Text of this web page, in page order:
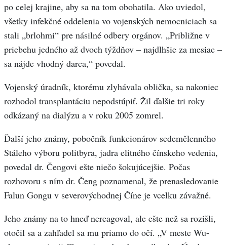
po celej krajine, aby sa na tom obohatila. Ako uviedol,
všetky infekčné oddelenia vo vojenských nemocniciach sa
stali „brlohmi“ pre násilné odbery orgánov. „Približne v
priebehu jedného až dvoch týždňov – najdlhšie za mesiac –
sa nájde vhodný darca,“ povedal.
Vojenský úradník, ktorému zlyhávala oblička, sa nakoniec
rozhodol transplantáciu nepodstúpiť. Žil ďalšie tri roky
odkázaný na dialýzu a v roku 2005 zomrel.
Ďalší jeho známy, pobočník funkcionárov sedemčlenného
Stáleho výboru politbyra, jadra elitného čínskeho vedenia,
povedal dr. Čengovi ešte niečo šokujúcejšie. Počas
rozhovoru s ním dr. Čeng poznamenal, že prenasledovanie
Falun Gongu v severovýchodnej Číne je vcelku závažné.
Jeho známy na to hneď nereagoval, ale ešte než sa rozišli,
otočil sa a zahľadel sa mu priamo do očí. „V meste Wu-